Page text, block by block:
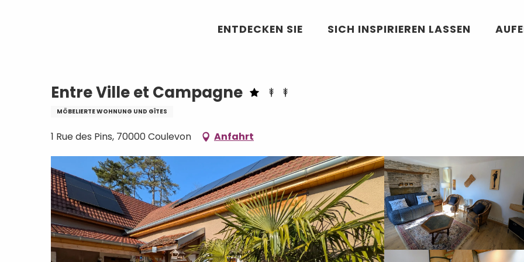
ENTDECKEN SIE SICH INSPIRIEREN LASSEN
Entre Ville et Campagne
MÖBELIERTE WOHNUNG UND GÎTES
1 Rue des Pins, 70000 Coulevon Anfahrt